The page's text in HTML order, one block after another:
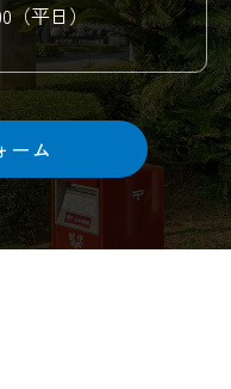
（平日）
ーム